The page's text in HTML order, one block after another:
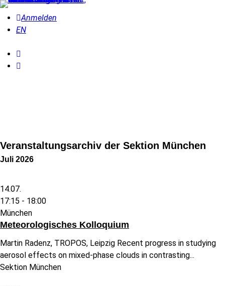
Anmelden
EN
Veranstaltungsarchiv der Sektion München
Juli 2026
14.07.
17:15 - 18:00
München
Meteorologisches Kolloquium
Martin Radenz, TROPOS, Leipzig Recent progress in studying
aerosol effects on mixed-phase clouds in contrasting...
Sektion München